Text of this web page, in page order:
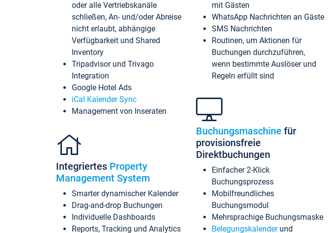
oder alle Vertriebskanäle
schließen, An- und/oder Abreise
nicht erlaubt, abhängige
Verfügbarkeit und Shared
Inventory
Tripadvisor und Trivago
Integration
Google Hotel Ads
iCal Kalender Sync
Management von Inseraten
Integriertes Property
Management System
Smarter dynamischer Kalender
Drag-and-drop Buchungen
Individuelle Dashboards
Reports, Tracking und Analytics
mit Gästen
WhatsApp Nachrichten an Gäste
SMS Nachrichten
Routinen, um Aktionen für
Buchungen durchzuführen,
wenn bestimmte Auslöser und
Regeln erfüllt sind
Buchungsmaschine für
provisionsfreie
Direktbuchungen
Einfacher 2-Klick
Buchungsprozess
Mobilfreundliches
Buchungsmodul
Mehrsprachige Buchungsmaske
Belegungskalenderund